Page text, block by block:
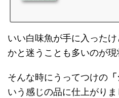
いい白味魚が手に入った
かと迷うことも多いのが現
そんな時にうってつけの
いう感じの品に仕上がりま